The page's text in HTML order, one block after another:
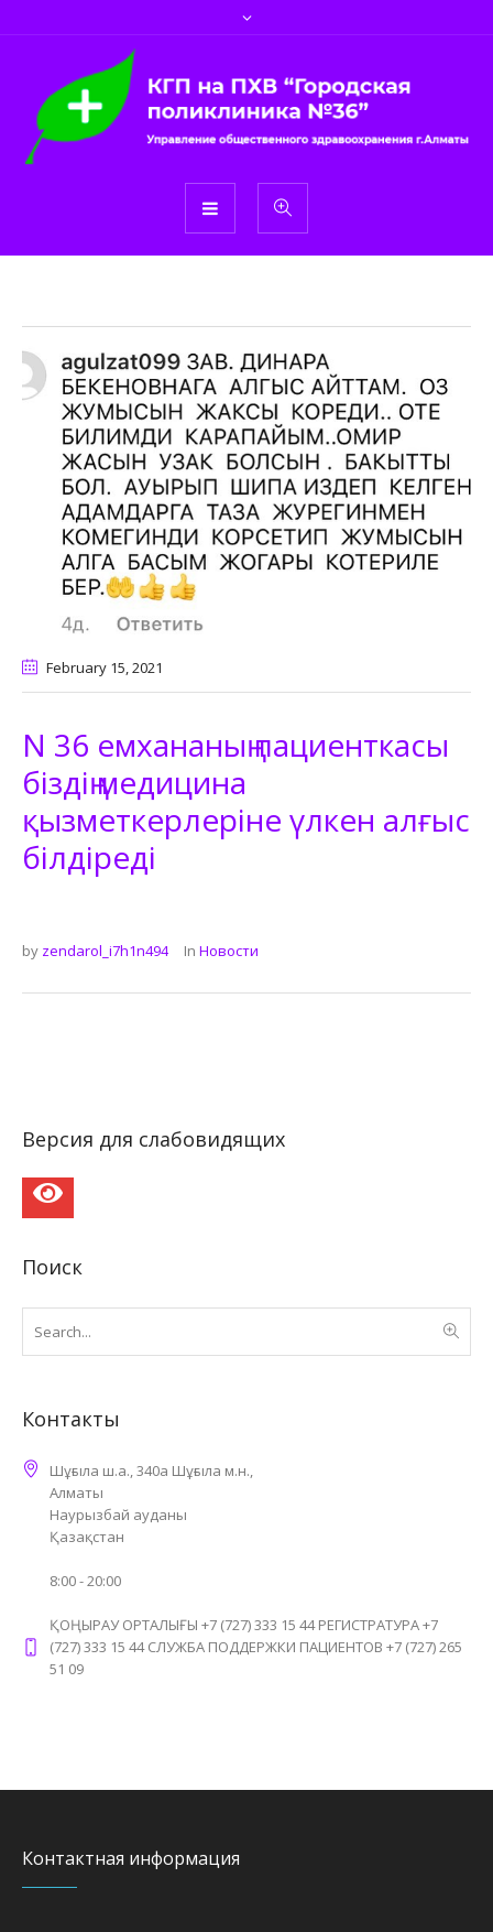
February 15, 2021
N 36 емхананың пациенткасы
біздің медицина
қызметкерлеріне үлкен алғыс
білдіреді
by zendarol_i7h1n494 In Новости
Версия для слабовидящих
Поиск
Контакты
Шұғыла ш.а., 340а Шұғыла м.н.,
Алматы
Наурызбай ауданы
Қазақстан
8:00 - 20:00
ҚОҢЫРАУ ОРТАЛЫҒЫ +7 (727) 333 15 44 РЕГИСТРАТУРА +7
(727) 333 15 44 СЛУЖБА ПОДДЕРЖКИ ПАЦИЕНТОВ +7 (727) 265
51 09
Контактная информация